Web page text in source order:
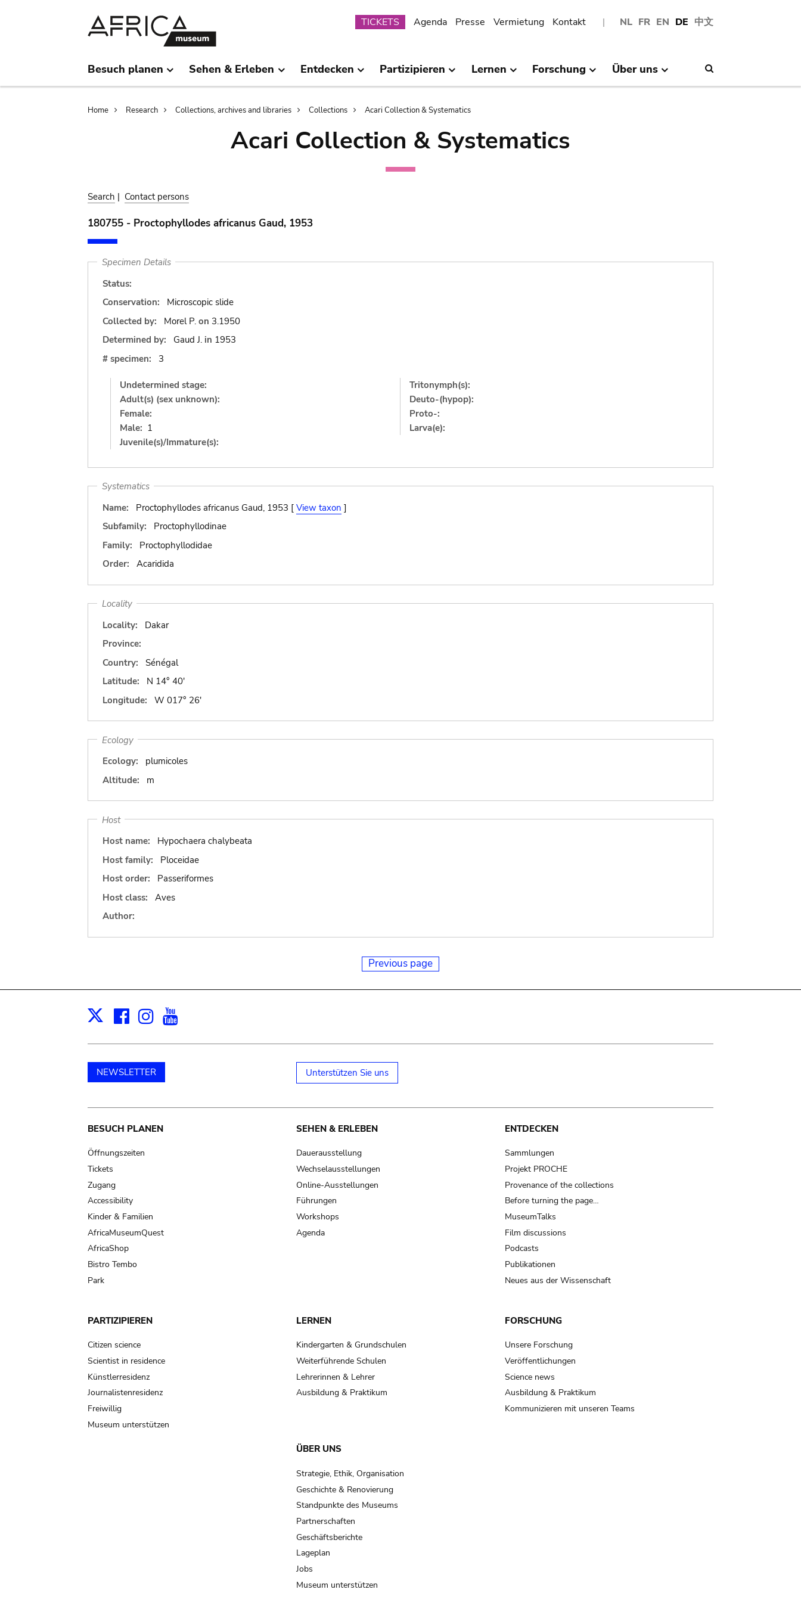
NL FR EN DE 中文
Submenu
TICKETS Agenda Presse Vermietung Kontakt
Besuch planen Sehen & Erleben Entdecken Partizipieren Lernen Forschung Über uns
Breadcrumb
Home Research Collections, archives and libraries Collections Acari Collection & Systematics
Acari Collection & Systematics
Search | Contact persons
180755 - Proctophyllodes africanus Gaud, 1953
Specimen Details
Status:
Conservation:
Microscopic slide
Collected by:
Morel P. on 3.1950
Determined by:
Gaud J. in 1953
# specimen:
3
Undetermined stage:
Adult(s) (sex unknown):
Female:
Male: 1
Juvenile(s)/Immature(s):
Tritonymph(s):
Deuto-(hypop):
Proto-:
Larva(e):
Systematics
Name:
Proctophyllodes africanus Gaud, 1953 [ View taxon ]
Subfamily:
Proctophyllodinae
Family:
Proctophyllodidae
Order:
Acaridida
Locality
Locality:
Dakar
Province:
Country:
Sénégal
Latitude:
N 14° 40'
Longitude:
W 017° 26'
Ecology
Ecology:
plumicoles
Altitude:
m
Host
Host name:
Hypochaera chalybeata
Host family:
Ploceidae
Host order:
Passeriformes
Host class:
Aves
Author:
Previous page
X Facebook
Instagram
NEWSLETTER Unterstützen Sie uns
Main
navigation
BESUCH PLANEN
Öffnungszeiten
Tickets
Zugang
Accessibility
Kinder & Familien
AfricaMuseumQuest
AfricaShop
Bistro Tembo
Park
SEHEN & ERLEBEN
Dauerausstellung
Wechselausstellungen
Online-Ausstellungen
Führungen
Workshops
Agenda
ENTDECKEN
Sammlungen
Projekt PROCHE
Provenance of the collections
Before turning the page…
MuseumTalks
Film discussions
Podcasts
Publikationen
Neues aus der Wissenschaft
PARTIZIPIEREN
Citizen science
Scientist in residence
Künstlerresidenz
Journalistenresidenz
Freiwillig
Museum unterstützen
LERNEN
Kindergarten & Grundschulen
Weiterführende Schulen
Lehrerinnen & Lehrer
Ausbildung & Praktikum
FORSCHUNG
Unsere Forschung
Veröffentlichungen
Science news
Ausbildung & Praktikum
Kommunizieren mit unseren Teams
ÜBER UNS
Strategie, Ethik, Organisation
Geschichte & Renovierung
Standpunkte des Museums
Partnerschaften
Geschäftsberichte
Lageplan
Jobs
Museum unterstützen